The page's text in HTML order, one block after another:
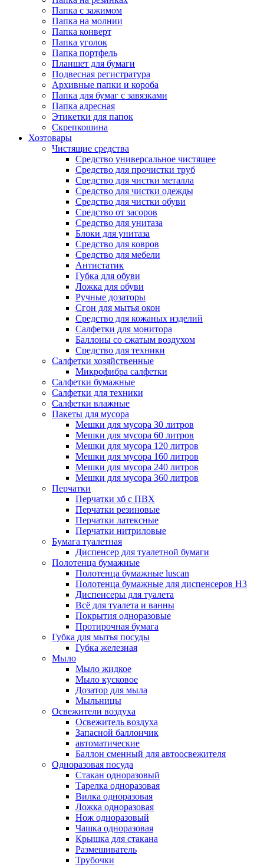
Папка с зажимом
Папка на молнии
Папка конверт
Папка уголок
Папка портфель
Планшет для бумаги
Подвесная регистратура
Архивные папки и короба
Папка для бумаг с завязками
Папка адресная
Этикетки для папок
Скрепкошина
Хозтовары
Чистящие средства
Средство универсальное чистящее
Средство для прочистки труб
Средство для чистки металла
Средство для чистки одежды
Средство для чистки обуви
Средство от засоров
Средство для унитаза
Блоки для унитаза
Средство для ковров
Средство для мебели
Антистатик
Губка для обуви
Ложка для обуви
Ручные дозаторы
Сгон для мытья окон
Средство для кожаных изделий
Салфетки для монитора
Баллоны со сжатым воздухом
Средство для техники
Салфетки хозяйственные
Микрофибра салфетки
Салфетки бумажные
Салфетки для техники
Салфетки влажные
Пакеты для мусора
Мешки для мусора 30 литров
Мешки для мусора 60 литров
Мешки для мусора 120 литров
Мешки для мусора 160 литров
Мешки для мусора 240 литров
Мешки для мусора 360 литров
Перчатки
Перчатки хб с ПВХ
Перчатки резиновые
Перчатки латексные
Перчатки нитриловые
Бумага туалетная
Диспенсер для туалетной бумаги
Полотенца бумажные
Полотенца бумажные luscan
Полотенца бумажные для диспенсеров H3
Диспенсеры для туалета
Всё для туалета и ванны
Покрытия одноразовые
Протирочная бумага
Губка для мытья посуды
Губка железная
Мыло
Мыло жидкое
Мыло кусковое
Дозатор для мыла
Мыльницы
Освежители воздуха
Освежитель воздуха
Запасной баллончик
автоматические
Баллон сменный для автоосвежителя
Одноразовая посуда
Стакан одноразовый
Тарелка одноразовая
Вилка одноразовая
Ложка одноразовая
Нож одноразовый
Чашка одноразовая
Крышка для стакана
Размешиватель
Трубочки